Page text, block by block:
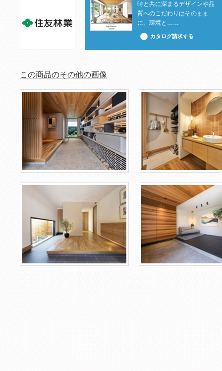
時と共に深まるデザインや品
質へのこだわりはそのまま
に、環境と……
カタログ請求する
この商品のその他の画像